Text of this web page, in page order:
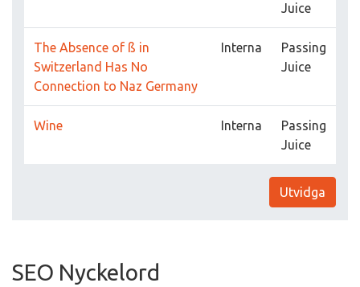
Juice
The Absence of ß in
Switzerland Has No
Connection to Naz Germany
Interna
Passing
Juice
Wine Interna
Passing
Juice
Utvidga
SEO Nyckelord